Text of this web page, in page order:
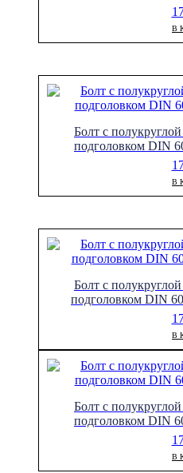
В
Болт с
подголовком DIN
В
Болт с
подголовком DIN
В
Болт с
подголовком DIN
В